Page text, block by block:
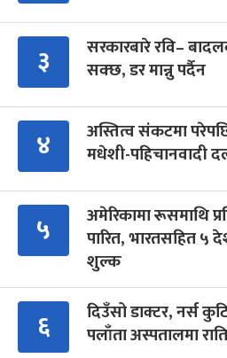
३
सरकारबारे रवि–
सक्छ, डर मान्नु पर्दैन
४
अस्तित्व संकटमा
मधेशी-पहिचानवादी
५
अमेरिकामा रूसमाथि
पारित, भारतसहित ५
शुल्क
६
दिउँसो डाक्टर, नर्स
पलाँता अस्पतालमा